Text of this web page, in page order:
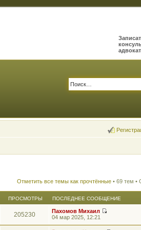
Отметить все темы как прочтённые • 69 тем •
ПРОСМОТРЫ ПОСЛЕДНЕЕ СООБЩЕНИЕ
205230
Пахомов Михаил
р
04 мар 2025, 12:21